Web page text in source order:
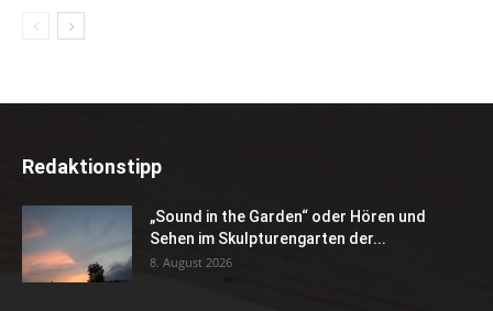
Redaktionstipp
„Sound in the Garden“ oder Hören und
Sehen im Skulpturengarten der...
8. August 2026